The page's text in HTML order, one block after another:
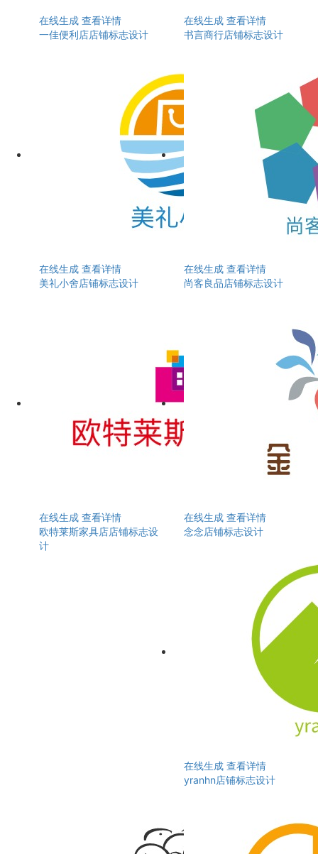
在线生成 查看详情
一佳便利店店铺标志设计
在线生成 查看详情
书言商行店铺标志设计
在线生成 查看详情
美礼小舍店铺标志设计
在线生成 查看详情
尚客良品店铺标志设计
在线生成 查看详情
欧特莱斯家具店店铺标志设
计
在线生成 查看详情
念念店铺标志设计
在线生成 查看详情
yranhn店铺标志设计